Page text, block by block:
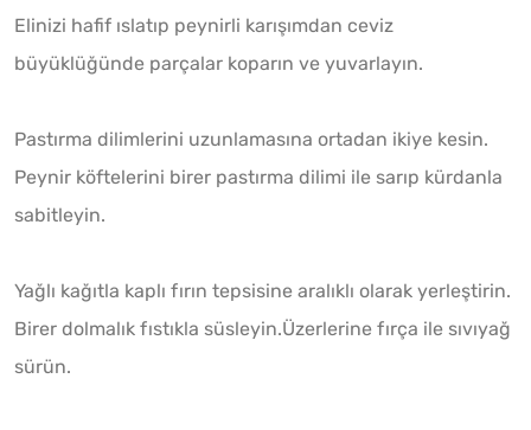
Elinizi hafif ıslatıp peynirli karışımdan ceviz
büyüklüğünde parçalar koparın ve yuvarlayın.
Pastırma dilimlerini uzunlamasına ortadan ikiye kesin.
Peynir köftelerini birer pastırma dilimi ile sarıp kürdanla
sabitleyin.
Yağlı kağıtla kaplı fırın tepsisine aralıklı olarak yerleştirin.
Birer dolmalık fıstıkla süsleyin.Üzerlerine fırça ile sıvıyağ
sürün.